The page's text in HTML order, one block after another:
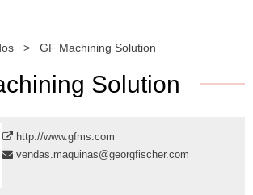
> GF Machining Solution
Solution
http://www.gfms.com
vendas.maquinas@georgfischer.com